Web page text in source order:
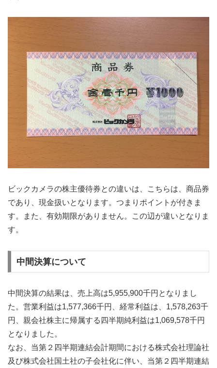
ビックカメラの株主優待券との違いは、こちらは、商品券
であり、現金扱いとなります。つまりポイントが付きま
す。また、有効期限がありません。この辺が違いとなりま
す。
中間決算について
中間決算の結果は、売上高は5,955,900千円となりまし
た。営業利益は1,577,366千円、経常利益は、1,578,263千
円、親会社株主に帰属する四半期純利益は1,069,578千円
となりました。
なお、当第２四半期連結会計期間における株式会社理論社
及び株式会社国土社の子会社化に伴い、当第２四半期連結